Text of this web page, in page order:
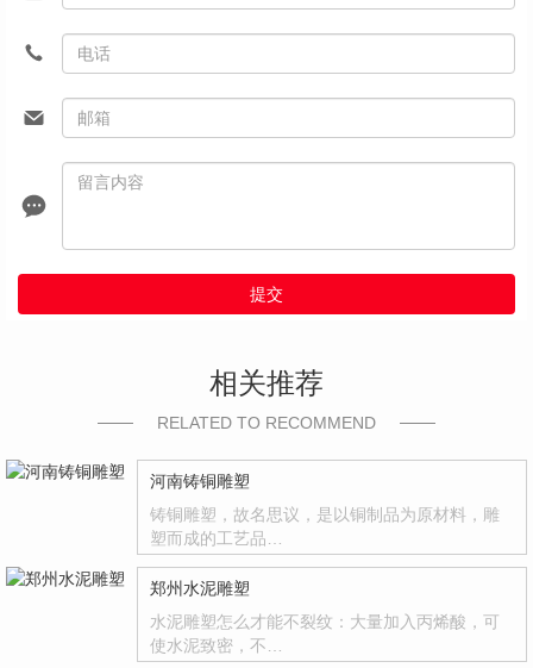
提交
相关推荐
RELATED TO RECOMMEND
河南铸铜雕塑
铸铜雕塑，故名思议，是以铜制品为原材料，雕
塑而成的工艺品…
郑州水泥雕塑
水泥雕塑怎么才能不裂纹：大量加入丙烯酸，可
使水泥致密，不…